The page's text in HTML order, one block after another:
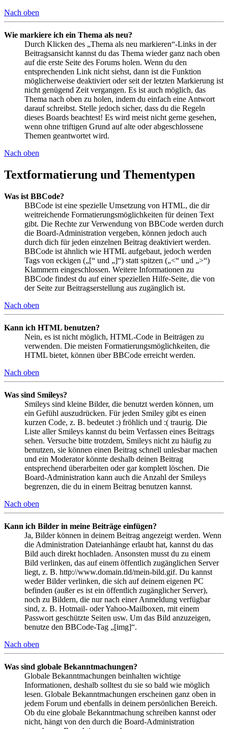
Nach oben
Wie markiere ich ein Thema als neu?
Durch Klicken des „Thema als neu markieren“-Links in der
Beitragsansicht kannst du das Thema wieder ganz nach oben
auf die erste Seite des Forums holen. Wenn du den
entsprechenden Link nicht siehst, dann ist die Funktion
möglicherweise deaktiviert oder seit der letzten Markierung ist
nicht genügend Zeit vergangen. Es ist auch möglich, das
Thema nach oben zu holen, indem du einfach eine Antwort
darauf schreibst. Stelle jedoch sicher, dass du die Regeln
dieses Boards beachtest! Es wird meist nicht gerne gesehen,
wenn ohne triftigen Grund auf alte oder abgeschlossene
Themen geantwortet wird.
Nach oben
Textformatierung und Thementypen
Was ist BBCode?
BBCode ist eine spezielle Umsetzung von HTML, die dir
weitreichende Formatierungsmöglichkeiten für deinen Text
gibt. Die Rechte zur Verwendung von BBCode werden durch
die Board-Administration vergeben, können jedoch auch
durch dich für jeden einzelnen Beitrag deaktiviert werden.
BBCode ist ähnlich wie HTML aufgebaut, jedoch werden
Tags von eckigen („[“ und „]“) statt spitzen („<“ und „>“)
Klammern eingeschlossen. Weitere Informationen zu
BBCode findest du auf einer speziellen Hilfe-Seite, die von
der Seite zur Beitragserstellung aus zugänglich ist.
Nach oben
Kann ich HTML benutzen?
Nein, es ist nicht möglich, HTML-Code in Beiträgen zu
verwenden. Die meisten Formatierungsmöglichkeiten, die
HTML bietet, können über BBCode erreicht werden.
Nach oben
Was sind Smileys?
Smileys sind kleine Bilder, die benutzt werden können, um
ein Gefühl auszudrücken. Für jeden Smiley gibt es einen
kurzen Code, z. B. bedeutet :) fröhlich und :( traurig. Die
Liste aller Smileys kannst du beim Verfassen eines Beitrags
sehen. Versuche bitte trotzdem, Smileys nicht zu häufig zu
benutzen, sie können einen Beitrag schnell unlesbar machen
und ein Moderator könnte deshalb deinen Beitrag
entsprechend überarbeiten oder gar komplett löschen. Die
Board-Administration kann auch die Anzahl der Smileys
begrenzen, die du in einem Beitrag benutzen kannst.
Nach oben
Kann ich Bilder in meine Beiträge einfügen?
Ja, Bilder können in deinem Beitrag angezeigt werden. Wenn
die Administration Dateianhänge erlaubt hat, kannst du das
Bild auch direkt hochladen. Ansonsten musst du zu einem
Bild verlinken, das auf einem öffentlich zugänglichen Server
liegt, z. B. http://www.domain.tld/mein-bild.gif. Du kannst
weder Bilder verlinken, die sich auf deinem eigenen PC
befinden (außer es ist ein öffentlich zugänglicher Server),
noch zu Bildern, die nur nach einer Anmeldung verfügbar
sind, z. B. Hotmail- oder Yahoo-Mailboxen, mit einem
Passwort geschützte Seiten usw. Um das Bild anzuzeigen,
benutze den BBCode-Tag „[img]“.
Nach oben
Was sind globale Bekanntmachungen?
Globale Bekanntmachungen beinhalten wichtige
Informationen, deshalb solltest du sie so bald wie möglich
lesen. Globale Bekanntmachungen erscheinen ganz oben in
jedem Forum und ebenfalls in deinem persönlichen Bereich.
Ob du eine globale Bekanntmachung schreiben kannst oder
nicht, hängt von den durch die Board-Administration